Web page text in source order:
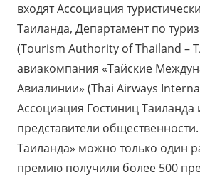
входят Ассоциация
Таиланда, Департамент по
(Tourism Authority of Thailand –
авиакомпания «Тайские
Авиалинии» (Thai Airways
Ассоциация Гостиниц
представители
Таиланда» можно только один
премию получили более 500